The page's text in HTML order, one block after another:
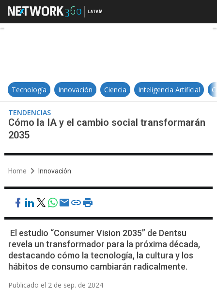
Cómo la IA y el cambio social
Tecnología Innovación Ciencia Inteligencia Artificial
TENDENCIAS
Cómo la IA y el cambio social transformarán
2035
Home Innovación
El estudio “Consumer Vision 2035” de Dentsu
revela un transformador para la próxima década,
destacando cómo la tecnología, la cultura y los
hábitos de consumo cambiarán radicalmente.
Publicado el 2 de sep. de 2024